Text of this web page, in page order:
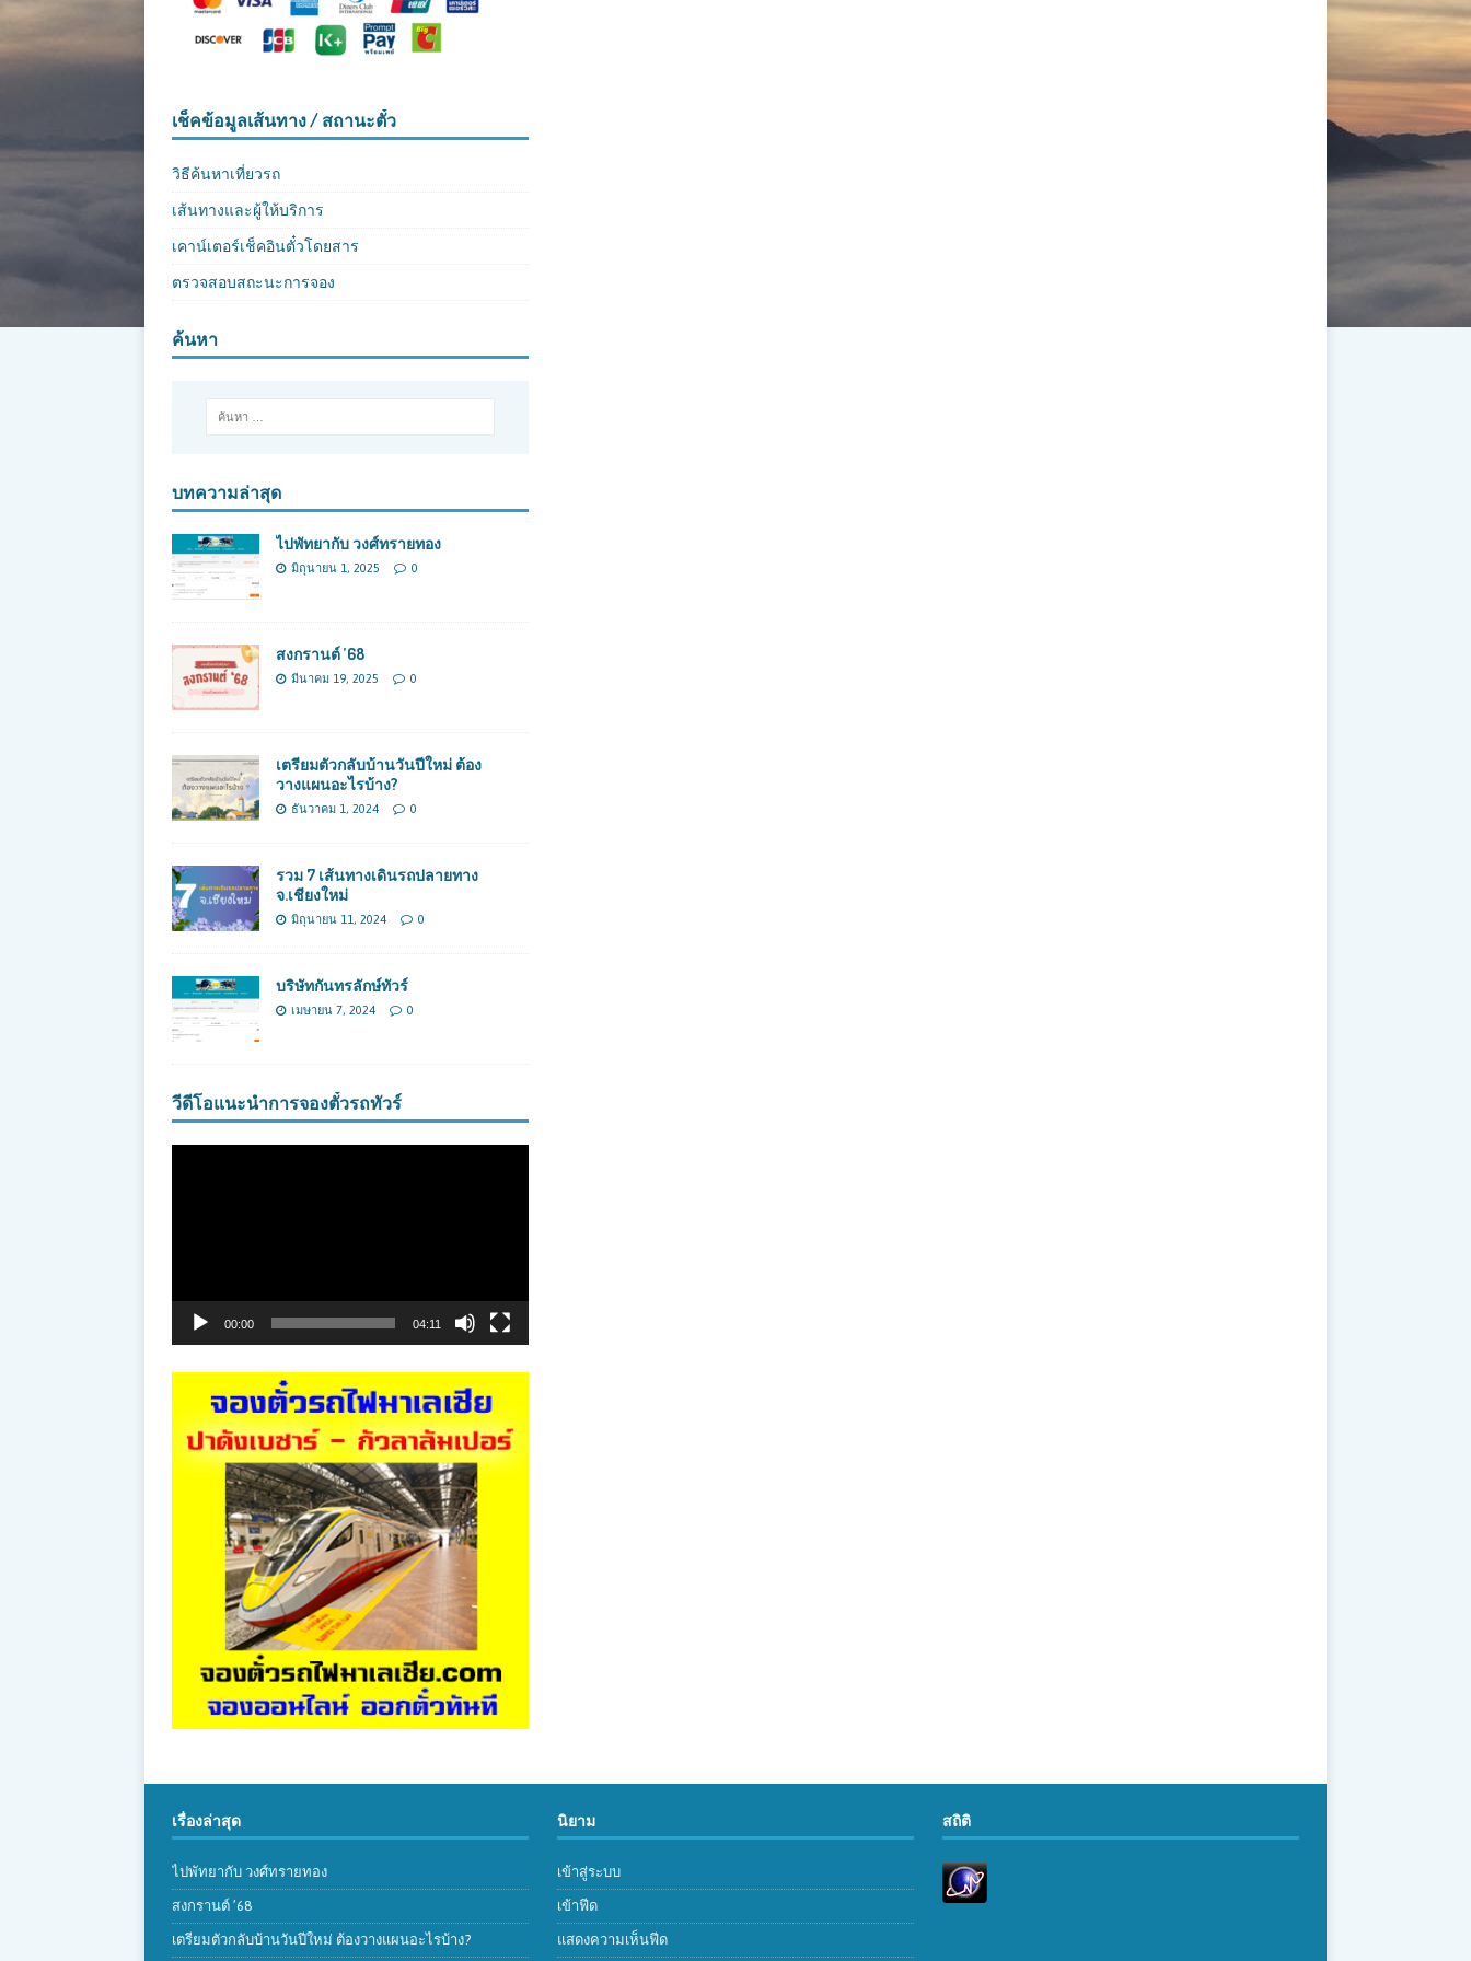
เช็คข้อมูลเส้นทาง / สถานะตั๋ว
วิธีค้นหาเที่ยวรถ
เส้นทางและผู้ให้บริการ
เคาน์เตอร์เช็คอินตั๋วโดยสาร
ตรวจสอบสถะนะการจอง
ค้นหา
บทความล่าสุด
ไปพัทยากับ วงศ์ทรายทอง
มิถุนายน 1, 2025 0
สงกรานต์ ’68
มีนาคม 19, 2025 0
เตรียมตัวกลับบ้านวันปีใหม่ ต้อง
วางแผนอะไรบ้าง?
ธันวาคม 1, 2024 0
รวม 7 เส้นทางเดินรถปลายทาง
จ.เชียงใหม่
มิถุนายน 11, 2024 0
บริษัทกันทรลักษ์ทัวร์
เมษายน 7, 2024 0
วีดีโอแนะนำการจองตั๋วรถทัวร์
00:00 04:11
เรื่องล่าสุด
ไปพัทยากับ วงศ์ทรายทอง
สงกรานต์ ’68
เตรียมตัวกลับบ้านวันปีใหม่ ต้องวางแผนอะไรบ้าง?
นิยาม
เข้าสู่ระบบ
เข้าฟีด
แสดงความเห็นฟีด
สถิติ